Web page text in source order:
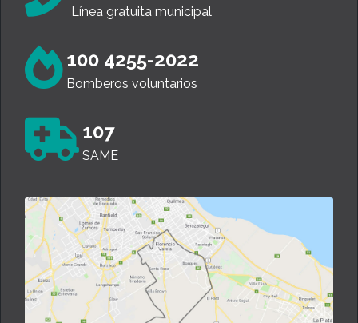
Línea gratuita municipal
100 4255-2022
Bomberos voluntarios
107
SAME